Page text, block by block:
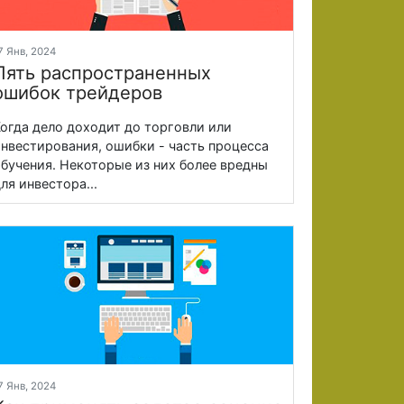
Янв, 2024
распространенных
трейдеров
дело доходит до торговли или
ошибки - часть процесса
Некоторые из них более вредны
инвестора...
Янв, 2024